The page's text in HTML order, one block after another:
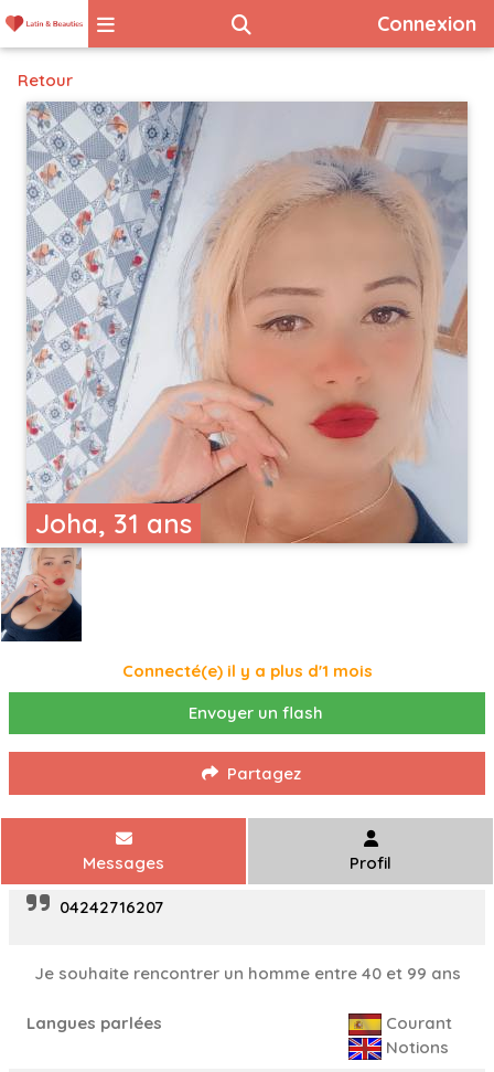
Connexion
Retour
Joha, 31 ans
Connecté(e) il y a plus d'1 mois
Envoyer un flash
Partagez
Messages Profil
04242716207
Je souhaite rencontrer un homme entre 40 et 99 ans
Langues parlées
Courant
Notions